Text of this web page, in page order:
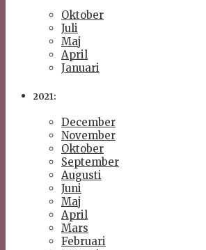
Oktober
Juli
Maj
April
Januari
2021:
December
November
Oktober
September
Augusti
Juni
Maj
April
Mars
Februari